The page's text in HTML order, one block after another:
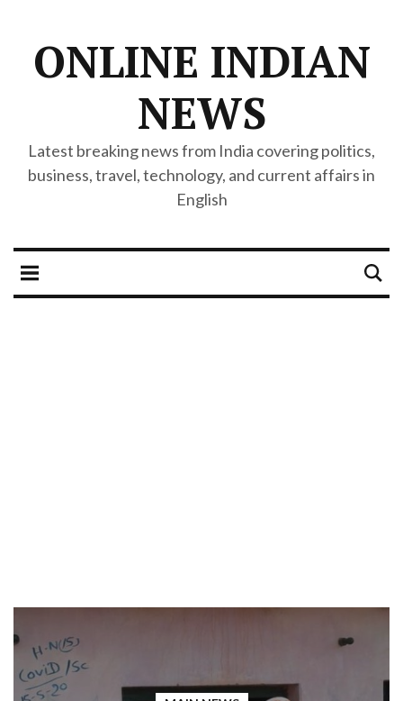
ONLINE INDIAN
NEWS
Latest breaking news from India covering politics,
business, travel, technology, and current affairs in
English